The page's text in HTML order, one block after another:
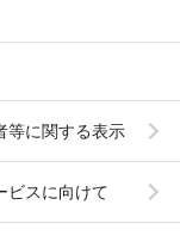
等に関する表示
ビスに向けて